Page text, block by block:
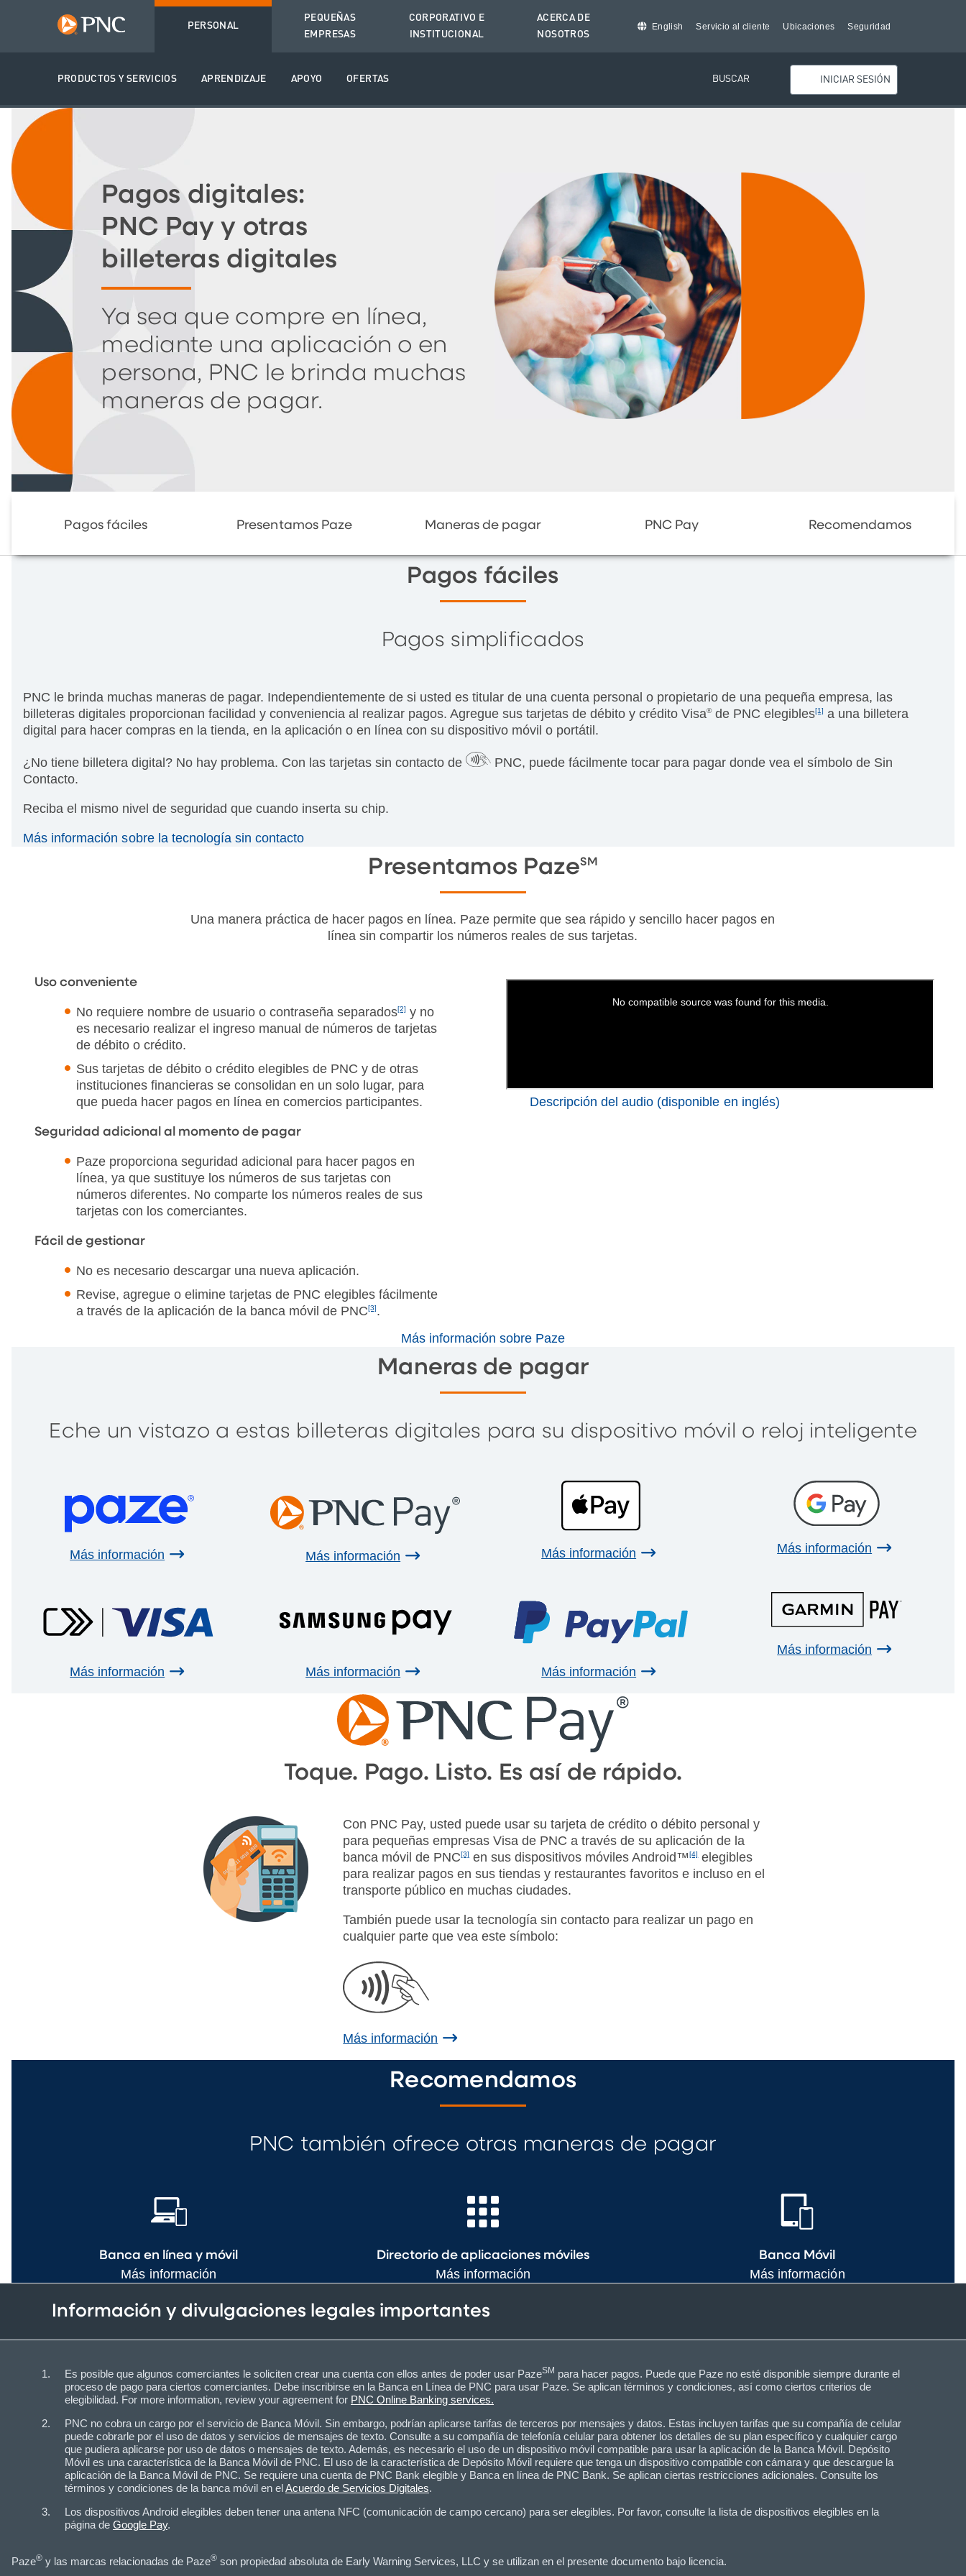
PERSONAL
PRODUCTOS Y SERVICIOS APRENDIZAJE APOYO OFERTAS
PEQUEÑAS
EMPRESAS
CORPORATIVO E
INSTITUCIONAL
ACERCA DE
NOSOTROS
English Servicio al cliente Ubicaciones Seguridad
BUSCAR INICIAR SESIÓN
Pagos digitales:
PNC Pay y otras
billeteras digitales
Ya sea que compre en línea,
mediante una aplicación o en
persona, PNC le brinda muchas
maneras de pagar.
Pagos fáciles Presentamos Paze Maneras de pagar PNC Pay Recomendamos
Pagos fáciles
Pagos simplificados
PNC le brinda muchas maneras de pagar. Independientemente de si usted es titular de una cuenta personal o propietario de una pequeña empresa, las
billeteras digitales proporcionan facilidad y conveniencia al realizar pagos. Agregue sus tarjetas de débito y crédito Visa®de PNC elegibles[1] a una billetera
digital para hacer compras en la tienda, en la aplicación o en línea con su dispositivo móvil o portátil.
¿No tiene billetera digital? No hay problema. Con las tarjetas sin contacto de
PNC, puede fácilmente tocar para pagar donde vea el símbolo de Sin
Contacto.
Reciba el mismo nivel de seguridad que cuando inserta su chip.
Más información sobre la tecnología sin contacto
Presentamos PazeSM
Una manera práctica de hacer pagos en línea. Paze permite que sea rápido y sencillo hacer pagos en
línea sin compartir los números reales de sus tarjetas.
Uso conveniente
No requiere nombre de usuario o contraseña separados[2] y no
es necesario realizar el ingreso manual de números de tarjetas
de débito o crédito.
Sus tarjetas de débito o crédito elegibles de PNC y de otras
instituciones financieras se consolidan en un solo lugar, para
que pueda hacer pagos en línea en comercios participantes.
Seguridad adicional al momento de pagar
Paze proporciona seguridad adicional para hacer pagos en
línea, ya que sustituye los números de sus tarjetas con
números diferentes. No comparte los números reales de sus
tarjetas con los comerciantes.
Fácil de gestionar
No es necesario descargar una nueva aplicación.
Revise, agregue o elimine tarjetas de PNC elegibles fácilmente
a través de la aplicación de la banca móvil de PNC[3].
Descripción del audio (disponible en inglés)
Más información sobre Paze
Maneras de pagar
Eche un vistazo a estas billeteras digitales para su dispositivo móvil o reloj inteligente
Más información Más información Más información Más información
Más información Más información Más información
Más información
Toque. Pago. Listo. Es así de rápido.
Con PNC Pay, usted puede usar su tarjeta de crédito o débito personal y
para pequeñas empresas Visa de PNC a través de su aplicación de la
banca móvil de PNC[3]en sus dispositivos móviles Android™[4]elegibles
para realizar pagos en sus tiendas y restaurantes favoritos e incluso en el
transporte público en muchas ciudades.
También puede usar la tecnología sin contacto para realizar un pago en
cualquier parte que vea este símbolo:
Más información
Recomendamos
PNC también ofrece otras maneras de pagar
Banca en línea y móvil
Más información
Directorio de aplicaciones móviles
Más información
Banca Móvil
Más información
Información y divulgaciones legales importantes
Es posible que algunos comerciantes le soliciten crear una cuenta con ellos antes de poder usar PazeSM para hacer pagos. Puede que Paze no esté disponible siempre durante el
proceso de pago para ciertos comerciantes. Debe inscribirse en la Banca en Línea de PNC para usar Paze. Se aplican términos y condiciones, así como ciertos criterios de
elegibilidad. For more information, review your agreement for PNC Online Banking services.
PNC no cobra un cargo por el servicio de Banca Móvil. Sin embargo, podrían aplicarse tarifas de terceros por mensajes y datos. Estas incluyen tarifas que su compañía de celular
puede cobrarle por el uso de datos y servicios de mensajes de texto. Consulte a su compañía de telefonía celular para obtener los detalles de su plan específico y cualquier cargo
que pudiera aplicarse por uso de datos o mensajes de texto. Además, es necesario el uso de un dispositivo móvil compatible para usar la aplicación de la Banca Móvil. Depósito
Móvil es una característica de la Banca Móvil de PNC. El uso de la característica de Depósito Móvil requiere que tenga un dispositivo compatible con cámara y que descargue la
aplicación de la Banca Móvil de PNC. Se requiere una cuenta de PNC Bank elegible y Banca en línea de PNC Bank. Se aplican ciertas restricciones adicionales. Consulte los
términos y condiciones de la banca móvil en elAcuerdo de Servicios Digitales.
Los dispositivos Android elegibles deben tener una antena NFC (comunicación de campo cercano) para ser elegibles. Por favor, consulte la lista de dispositivos elegibles en la
página de Google Pay.
Paze® y las marcas relacionadas de Paze® son propiedad absoluta de Early Warning Services, LLC y se utilizan en el presente documento bajo licencia.